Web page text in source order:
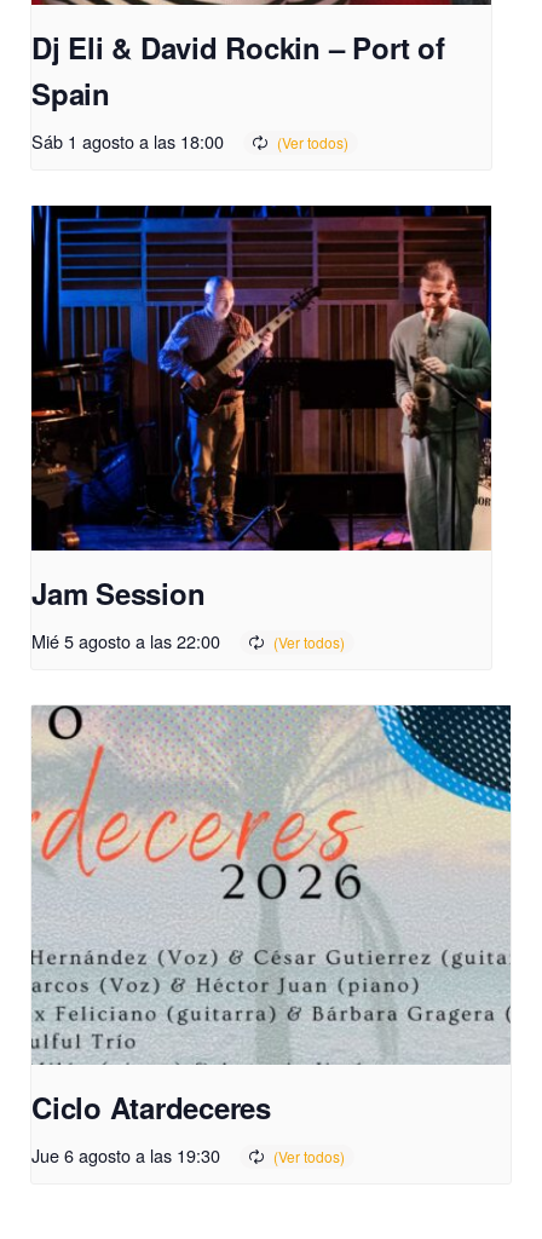
Dj Eli & David Rockin – Port of
Spain
Sáb 1 agosto a las 18:00
Jam Session
Mié 5 agosto a las 22:00
Ciclo Atardeceres
Jue 6 agosto a las 19:30